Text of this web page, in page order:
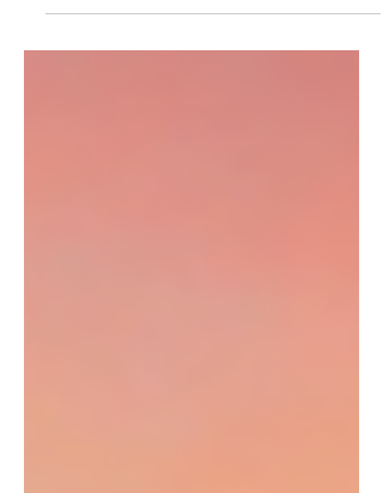
que ni siquiera lo pude hacer con
anticipación. Les vengo a hablar de...